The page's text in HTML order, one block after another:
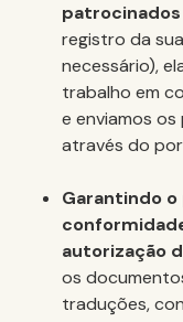
registro da
necessário),
trabalho em
e enviamos
através do
Garantindo
autorização
os
traduções,